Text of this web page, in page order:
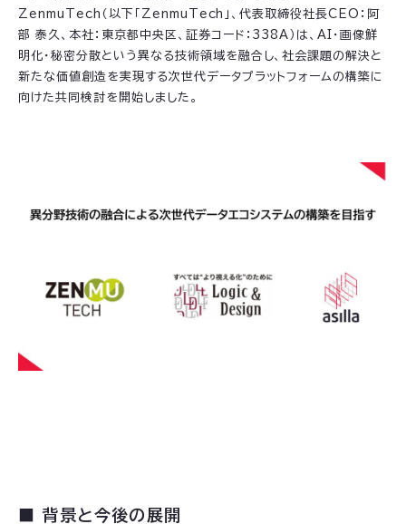
ZenmuTech（以下「ZenmuTech」、代表取締役社長CEO：阿
部 泰久、本社：東京都中央区、証券コード：338A）は、AI・画像鮮
明化・秘密分散という異なる技術領域を融合し、社会課題の解決と
新たな価値創造を実現する次世代データプラットフォームの構築に
向けた共同検討を開始しました。
■ 背景と今後の展開